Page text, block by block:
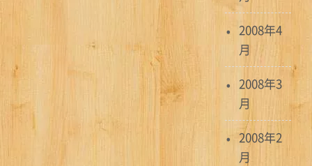
2008年4
月
2008年3
月
2008年2
月